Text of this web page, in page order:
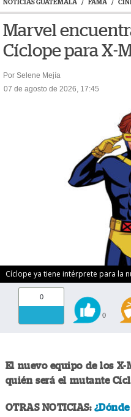
NOTICIAS GUATEMALA / FAMA /
Marvel
Cíclope para X-
Por Selene Mejía
07 de agosto de 2026, 17:45
Cíclope ya tiene intérprete para la
0
0
El nuevo equipo de los X-
quién será el mutante
OTRAS NOTICIAS: